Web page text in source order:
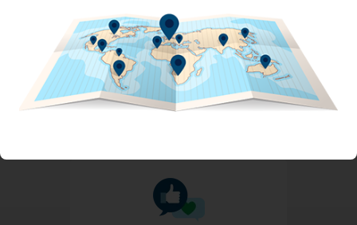
Bouw aan Merk
Bekendheid
VERGROOT JE BEREIK